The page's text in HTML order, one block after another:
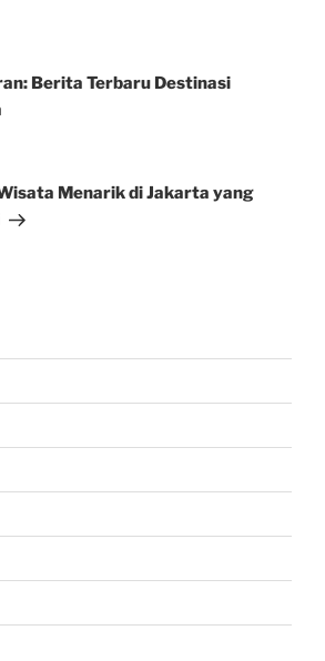
Berita Terbaru Destinasi
Menarik di Jakarta yang